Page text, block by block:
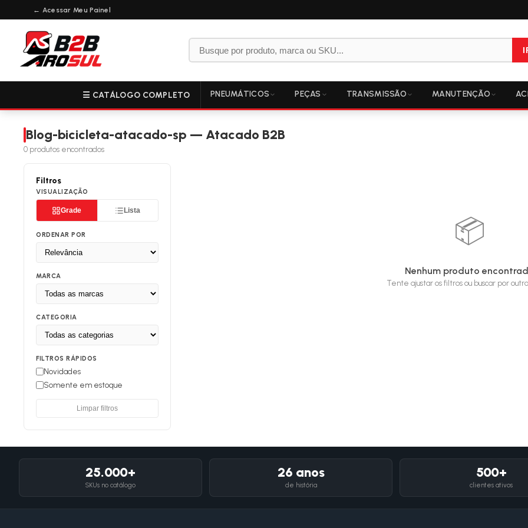
← Acessar Meu Painel
☰ CATÁLOGO COMPLETO PNEUMÁTICOS PEÇAS TRANSMISSÃO MANUTENÇÃO
Blog-bicicleta-atacado-sp — Atacado B2B
0 produtos encontrados
Filtros
VISUALIZAÇÃO
Grade Lista
ORDENAR POR
MARCA
CATEGORIA
FILTROS RÁPIDOS
Novidades
Somente em estoque
Limpar filtros
📦
Nenhum produto
Tente ajustar os filtros ou buscar por
25.000+
SKUs no catálogo
26 anos
de história
500+
clientes ativos